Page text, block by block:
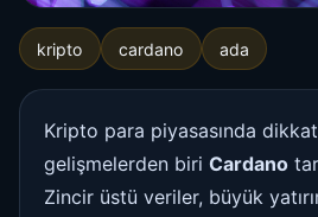
kripto cardano ada
Kripto para piyasasında
gelişmelerden biri Cardano
Zincir üstü veriler, büyük